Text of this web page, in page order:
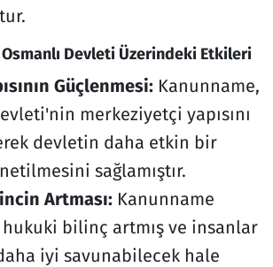
Devleti Üzerindeki Etkileri
Güçlenmesi:Kanunname,
merkeziyetçi yapısını
devletin daha etkin bir
sağlamıştır.
Artması:Kanunname
bilinç artmış ve insanlar
iyi savunabilecek hale